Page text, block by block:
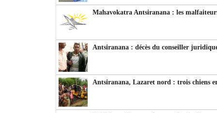
Mahavokatra Antsiranana : les
Antsiranana : décès du conseiller
Antsiranana, Lazaret nord : trois chiens